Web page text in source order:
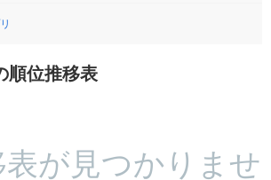
順位推移表
が見つかりませ